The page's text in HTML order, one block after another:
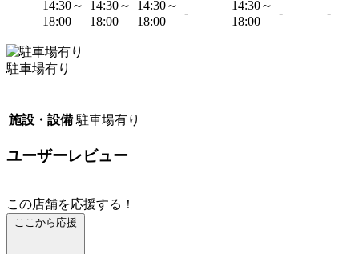
14:30～
18:00
14:30～
18:00
14:30～
18:00
-
14:30～
18:00
- -
駐車場有り
施設・設備 駐車場有り
ユーザーレビュー
この店舗を応援する！
ここから応援